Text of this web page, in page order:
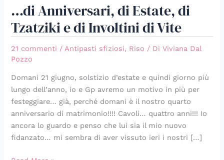
…di Anniversari, di Estate, di
Tzatziki e di Involtini di Vite
21 commenti /Antipasti sfiziosi, Riso / DiViviana Dal
Pozzo
Domani 21 giugno, solstizio d’estate e quindi giorno più
lungo dell’anno, io e Gp avremo un motivo in più per
festeggiare… già, perché domani è il nostro quarto
anniversario di matrimonio!!!! Cavoli… quattro anni!!! Io
ancora lo guardo e penso che lui sia il mio nuovo
fidanzato… mi sembra di aver vissuto ieri i nostri […]